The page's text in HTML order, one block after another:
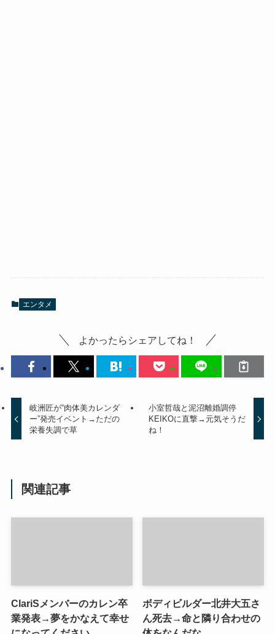
エンタメ
よかったらシェアしてね！
岐洲匠が“肉体美カレンダ
ー”発売イベント→ただの
栄養失調で草
小室哲哉と泥沼離婚調停
KEIKOに直撃→元気そうだ
ね！
関連記事
ClariSメンバーのカレン卒
業発表→夢をかなえて幸せ
ボディビルダー北井大五さ
ん死去→命と隣り合わせの